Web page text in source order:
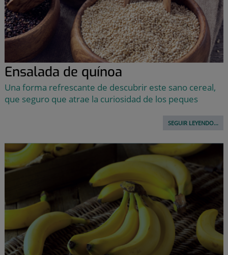
Ensalada de quínoa
Una forma refrescante de descubrir este sano cereal,
que seguro que atrae la curiosidad de los peques
SEGUIR LEYENDO...